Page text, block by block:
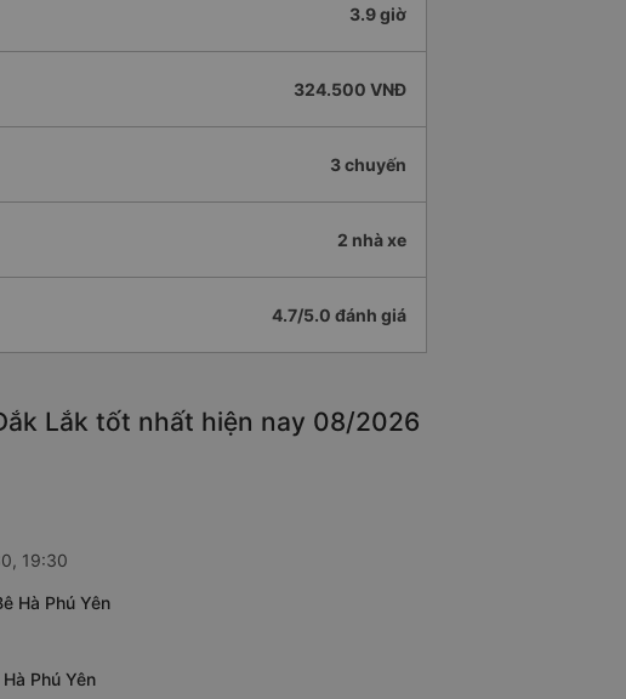
3.9 giờ
324.500 VNĐ
3 chuyến
2 nhà xe
4.7/5.0 đánh giá
Lắk tốt nhất hiện nay 08/2026
19:30
Hà Phú Yên
Phú Yên